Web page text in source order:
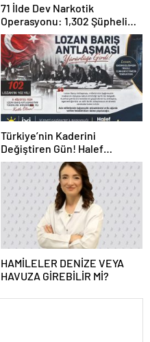
71 İlde Dev Narkotik
Operasyonu: 1,302 Şüpheli
Yakalandı, 844 Tutuklama
Türkiye’nin Kaderini
Değiştiren Gün! Halef
Bilgiç’ten Lozan’ın Yıl
Dönümünde Anlamlı Mesaj!
HAMİLELER DENİZE VEYA
HAVUZA GİREBİLİR Mİ?